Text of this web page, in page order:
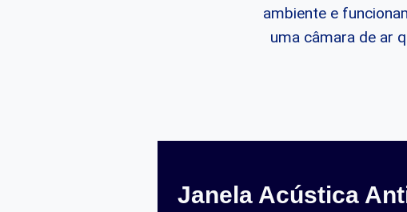
ambiente e
uma câmara de ar
Janela Acústica